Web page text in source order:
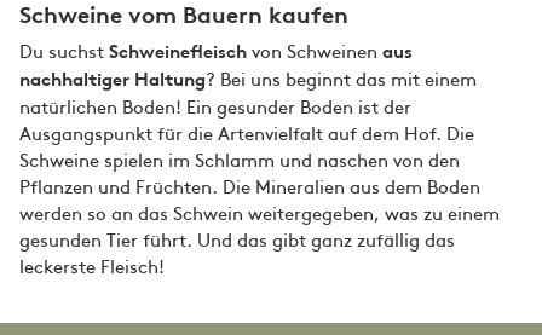
Schweine vom Bauern kaufen
Du suchst Schweinefleisch von Schweinen aus
nachhaltiger Haltung? Bei uns beginnt das mit einem
natürlichen Boden! Ein gesunder Boden ist der
Ausgangspunkt für die Artenvielfalt auf dem Hof. Die
Schweine spielen im Schlamm und naschen von den
Pflanzen und Früchten. Die Mineralien aus dem Boden
werden so an das Schwein weitergegeben, was zu einem
gesunden Tier führt. Und das gibt ganz zufällig das
leckerste Fleisch!